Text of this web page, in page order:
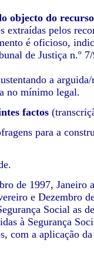
objecto do
pelos
é oficioso,
de Justiça n.º
a
no mínimo legal.
factos
para a
de 1997,
e Dezembro
Social as
à Segurança
com a aplicação